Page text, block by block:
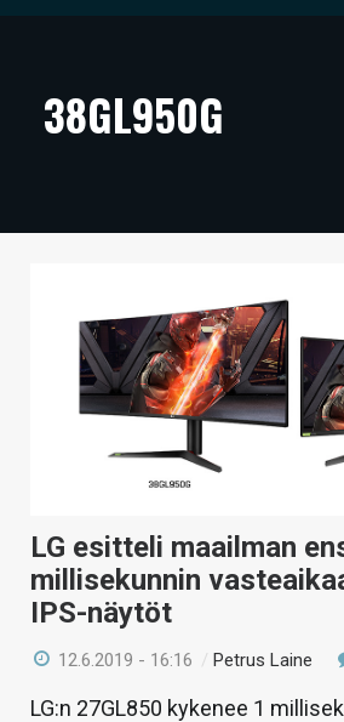
ARTIKKELIT
TECHBBS
HINTA.FI
KAUPPA
HAKU
38GL950G
LG esitteli maailman
millisekunnin
IPS-näytöt
12.6.2019 - 16:16 /Petrus Laine
LG:n 27GL850 kykenee 1